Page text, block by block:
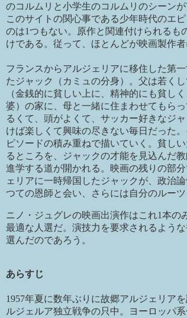
のコルムリと小学生のコルムリのシーン
このサイトの関心事である少年時代のエ
のは1つもない。原作と関連付けられるも
けである。従って、ほとんどが映画製作
フランスからアルジェリアに移住した第
たジャック（カミュの分身）。父は若く
（金銭的に貧しい上に、精神的にも貧し
婆）の家に、母と一緒に住まわせてもら
るくて、頭がよくて、サッカー好きなジ
けば楽しくて興味の尽きない毎日だった
ピソードの積み重ねで描いていく。貧し
るところを、ジャックの才能を見込んだ
進学する道が開かれる。映画の残りの部
ェリアに一時帰国したジャックが、政治
つての恩師と会い、さらには自分のルーツ
ニノ・ジュグレの映画出演作はこれ1本の
最適な人選だ。演技力を要求されるよう
選んだのであろう。
あらすじ
1957年夏に数年ぶりに故郷アルジェリア
ルジェルア独立戦争の只中。ヨーロッパ